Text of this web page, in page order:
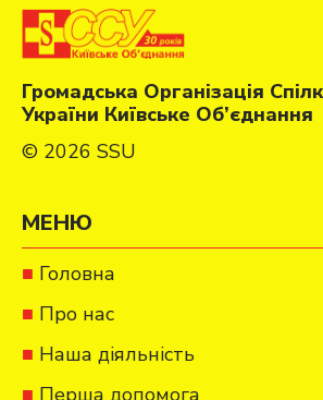
Громадська Організація
України Київське Об’єднання
© 2026 SSU
МЕНЮ
Головна
Про нас
Наша діяльність
Перша допомога